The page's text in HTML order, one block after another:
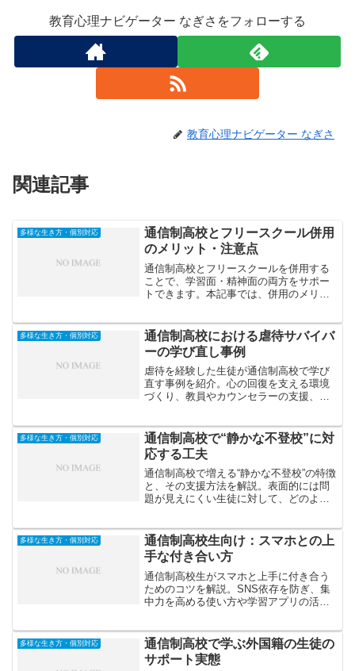
教育心理ナビゲーター なぎさをフォローする
教育心理ナビゲーター なぎさ
関連記事
多様な生き方・個別対応
通信制高校とフリースクール併用
のメリット・注意点
通信制高校とフリースクールを併用する
ことで、学習面・精神面の両方をサポー
トできます。本記事では、併用のメリッ
多様な生き方・個別対応
通信制高校における虐待サバイバ
ーの学び直し事例
虐待を経験した生徒が通信制高校で学び
直す事例を紹介。心の回復を支える環境
づくり、教員やカウンセラーの支援、安
解説します。
多様な生き方・個別対応
通信制高校で“静かな不登校”に対
応する工夫
通信制高校で増える“静かな不登校”の特徴
と、その支援方法を解説。表面的には問
題が見えにくい生徒に対して、どのよう
す。
多様な生き方・個別対応
通信制高校生向け：スマホとの上
手な付き合い方
通信制高校生がスマホと上手に付き合う
ためのコツを解説。SNS依存を防ぎ、集
中力を高める使い方や学習アプリの活用
多様な生き方・個別対応
通信制高校で学ぶ外国籍の生徒の
サポート実態